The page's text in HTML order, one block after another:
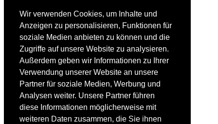
Wir verwenden Cookies, um Inhalte und
Anzeigen zu personalisieren, Funktionen für
soziale Medien anbieten zu können und die
Zugriffe auf unsere Website zu analysieren.
Außerdem geben wir Informationen zu Ihrer
Verwendung unserer Website an unsere
Partner für soziale Medien, Werbung und
Analysen weiter. Unsere Partner führen
diese Informationen möglicherweise mit
weiteren Daten zusammen, die Sie ihnen
FAHRTECHNIK
Fortgeschrittene
Lehrplan
Videoanalyse
SKI
SKITEST
Ski-FAQ
Tipps Ski-Kauf
Ski-Typen
Skishops